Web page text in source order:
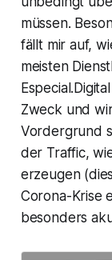
müssen.
fällt mir auf,
meisten
Zweck und
Vordergrund
der Traffic,
erzeugen
Corona-Krise
besonders